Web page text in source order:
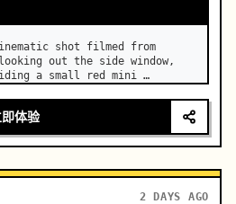
shot filmed from
out the side window,
a small red mini
即体验
2 DAYS AGO